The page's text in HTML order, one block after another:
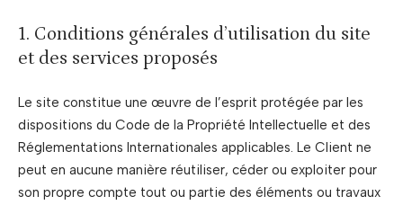
1. Conditions générales d’utilisation du site
et des services proposés
Le site constitue une œuvre de l’esprit protégée par les
dispositions du Code de la Propriété Intellectuelle et des
Réglementations Internationales applicables. Le Client ne
peut en aucune manière réutiliser, céder ou exploiter pour
son propre compte tout ou partie des éléments ou travaux